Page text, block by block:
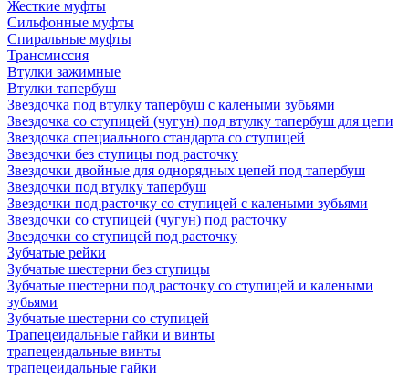
Жесткие муфты
Сильфонные муфты
Спиральные муфты
Трансмиссия
Втулки зажимные
Втулки тапербуш
Звездочка под втулку тапербуш c калеными зубьями
Звездочка со ступицей (чугун) под втулку тапербуш для цепи
Звездочка специального стандарта со ступицей
Звездочки без ступицы под расточку
Звездочки двойные для однорядных цепей под тапербуш
Звездочки под втулку тапербуш
Звездочки под расточку со ступицей с калеными зубьями
Звездочки со ступицей (чугун) под расточку
Звездочки со ступицей под расточку
Зубчатые рейки
Зубчатые шестерни без ступицы
Зубчатые шестерни под расточку со ступицей и калеными
зубьями
Зубчатые шестерни со ступицей
Трапецеидальные гайки и винты
трапецеидальные винты
трапецеидальные гайки